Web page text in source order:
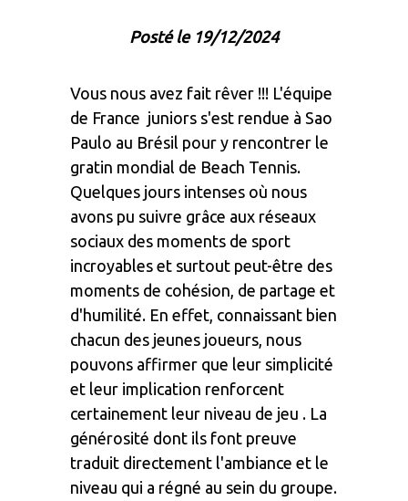
Posté le 19/12/2024
Vous nous avez fait rêver !!! L'équipe
de France juniors s'est rendue à Sao
Paulo au Brésil pour y rencontrer le
gratin mondial de Beach Tennis.
Quelques jours intenses où nous
avons pu suivre grâce aux réseaux
sociaux des moments de sport
incroyables et surtout peut-être des
moments de cohésion, de partage et
d'humilité. En effet, connaissant bien
chacun des jeunes joueurs, nous
pouvons affirmer que leur simplicité
et leur implication renforcent
certainement leur niveau de jeu . La
générosité dont ils font preuve
traduit directement l'ambiance et le
niveau qui a régné au sein du groupe.